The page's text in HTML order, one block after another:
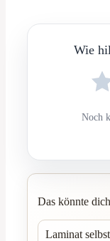
Wie
Noch
Das könnte
Laminat